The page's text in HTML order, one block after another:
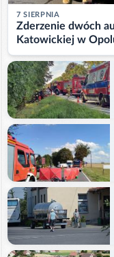
7 SIERPNIA
Zderzenie dwóch
Katowickiej w